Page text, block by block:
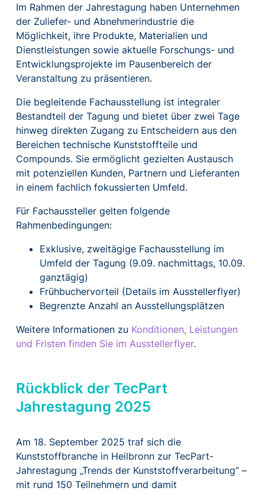
Im Rahmen der Jahrestagung haben Unternehmen
der Zuliefer- und Abnehmerindustrie die
Möglichkeit, ihre Produkte, Materialien und
Dienstleistungen sowie aktuelle Forschungs- und
Entwicklungsprojekte im Pausenbereich der
Veranstaltung zu präsentieren.
Die begleitende Fachausstellung ist integraler
Bestandteil der Tagung und bietet über zwei Tage
hinweg direkten Zugang zu Entscheidern aus den
Bereichen technische Kunststoffteile und
Compounds. Sie ermöglicht gezielten Austausch
mit potenziellen Kunden, Partnern und Lieferanten
in einem fachlich fokussierten Umfeld.
Für Fachaussteller gelten folgende
Rahmenbedingungen:
Exklusive, zweitägige Fachausstellung im
Umfeld der Tagung (9.09. nachmittags, 10.09.
ganztägig)
Frühbuchervorteil (Details im Ausstellerflyer)
Begrenzte Anzahl an Ausstellungsplätzen
Weitere Informationen zu Konditionen, Leistungen
und Fristen finden Sie im Ausstellerflyer.
Rückblick der TecPart
Jahrestagung 2025
Am 18. September 2025 traf sich die
Kunststoffbranche in Heilbronn zur TecPart-
Jahrestagung „Trends der Kunststoffverarbeitung“ –
mit rund 150 Teilnehmern und damit